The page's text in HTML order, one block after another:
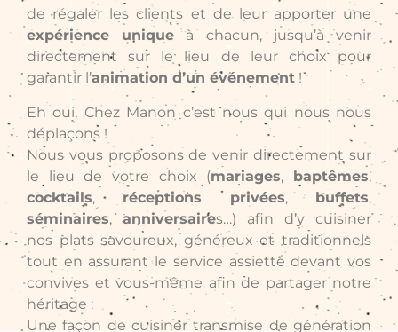
de régaler les clients et de leur apporter une
expérience unique à chacun, jusqu’à venir
directement sur le lieu de leur choix pour
garantir l’animation d’un événement !
Eh oui, Chez Manon c’est nous qui nous nous
déplaçons !
Nous vous proposons de venir directement sur
le lieu de votre choix (mariages, baptêmes,
cocktails,réceptions privées, buffets,
séminaires,anniversaires…) afin d’y cuisiner
nos plats savoureux, généreux et traditionnels
tout en assurant le service assiette devant vos
convives et vous-même afin de partager notre
héritage :
Une façon de cuisiner transmise de génération